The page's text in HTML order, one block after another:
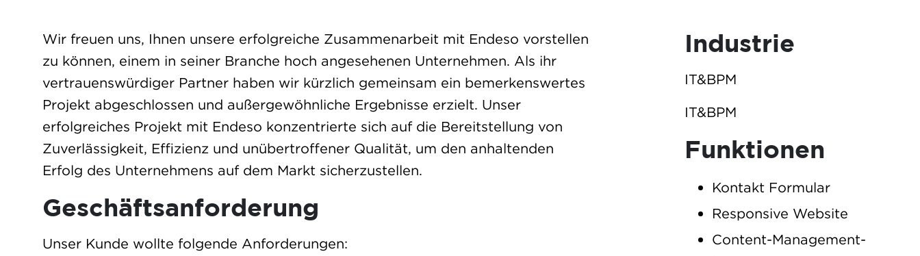
Wir freuen uns, Ihnen unsere erfolgreiche Zusammenarbeit mit Endeso vorstellen
zu können, einem in seiner Branche hoch angesehenen Unternehmen. Als ihr
vertrauenswürdiger Partner haben wir kürzlich gemeinsam ein bemerkenswertes
Projekt abgeschlossen und außergewöhnliche Ergebnisse erzielt. Unser
erfolgreiches Projekt mit Endeso konzentrierte sich auf die Bereitstellung von
Zuverlässigkeit, Effizienz und unübertroffener Qualität, um den anhaltenden
Erfolg des Unternehmens auf dem Markt sicherzustellen.
Geschäftsanforderung
Unser Kunde wollte folgende Anforderungen:
Industrie
IT&BPM
IT&BPM
Funktionen
Kontakt Formular
Responsive Website
Content-Management-